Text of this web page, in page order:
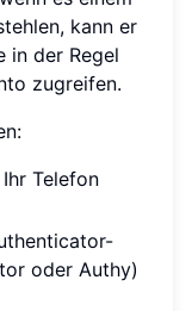
kann er
in der Regel
zugreifen.
Telefon
oder Authy)